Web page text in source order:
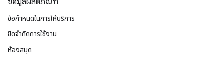
ข้อมูลผลิตภัณฑ์
ข้อกำหนดในการให้บริการ
ขีดจํากัดการใช้งาน
ห้องสมุด